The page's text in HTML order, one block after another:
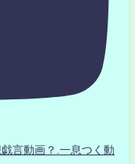
言動画？.一息つく動